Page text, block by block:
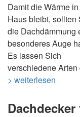
Damit die Wärme
Haus bleibt, sollten
die Dachdämmung
besonderes Auge
Es lassen Sich
verschiedene
> weiterlesen